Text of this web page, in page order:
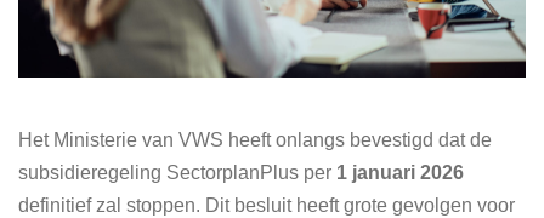
Het Ministerie van VWS heeft onlangs bevestigd dat de
subsidieregeling SectorplanPlus per 1 januari 2026
definitief zal stoppen. Dit besluit heeft grote gevolgen voor